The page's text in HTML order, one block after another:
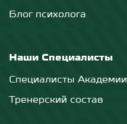
Блог психолога
Наши Специалисты
Специалисты Академии
Тренерский состав